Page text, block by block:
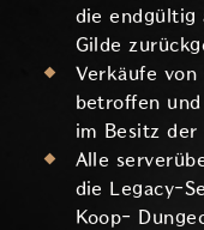
die endgültig
Gilde
Verkäufe von
betroffen
im Besitz der
Alle
die Legacy-
Koop-